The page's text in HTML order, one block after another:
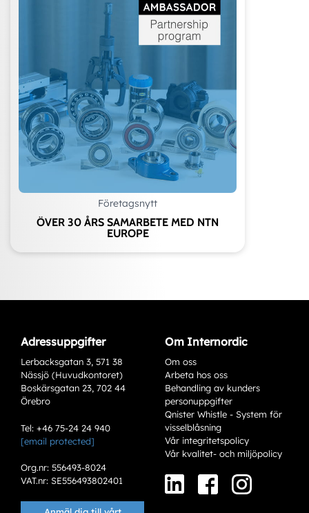
Företagsnytt
ÖVER 30 ÅRS SAMARBETE MED NTN
EUROPE
Adressuppgifter
Lerbacksgatan 3, 571 38
Nässjö (Huvudkontoret)
Boskärsgatan 23, 702 44
Örebro
Tel: +46 75-24 24 940
[email protected]
Org.nr: 556493-8024
VAT.nr: SE556493802401
Om Internordic
Om oss
Arbeta hos oss
Behandling av kunders
personuppgifter
Qnister Whistle - System för
visselblåsning
Vår integritetspolicy
Vår kvalitet- och miljöpolicy